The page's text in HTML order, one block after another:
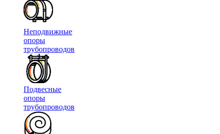
Неподвижные
опоры
трубопроводов
Подвесные
опоры
трубопроводов